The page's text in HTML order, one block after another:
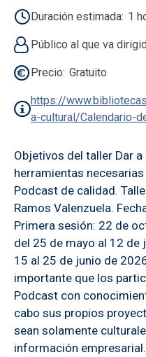
Duración estimada 1
Público al que va
Precio Gratuito
https://
a-cultural/Calendario-
Objetivos del taller Dar
herramientas
Podcast de calidad.
Ramos Valenzuela.
Primera sesión: 22 de
del 25 de mayo al 12 de
15 al 25 de junio de
importante que los
Podcast con
cabo sus propios
sean solamente
información